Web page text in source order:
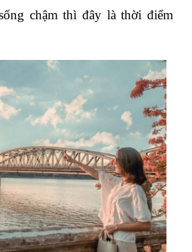
chậm thì đây là thời điểm